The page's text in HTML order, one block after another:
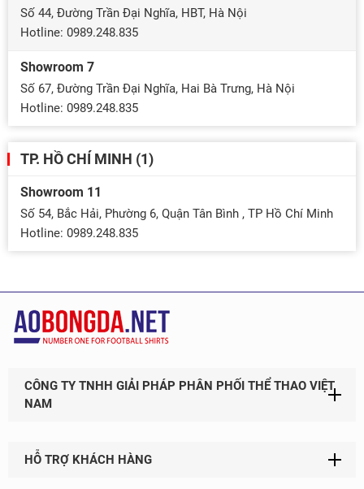
Số 44, Đường Trần Đại Nghĩa, HBT, Hà Nội
Hotline: 0989.248.835
Showroom 7
Số 67, Đường Trần Đại Nghĩa, Hai Bà Trưng, Hà Nội
Hotline: 0989.248.835
TP. HỒ CHÍ MINH (1)
Showroom 11
Số 54, Bắc Hải, Phường 6, Quận Tân Bình , TP Hồ Chí Minh
Hotline: 0989.248.835
CÔNG TY TNHH GIẢI PHÁP PHÂN PHỐI THỂ THAO VIỆT
NAM
HỖ TRỢ KHÁCH HÀNG